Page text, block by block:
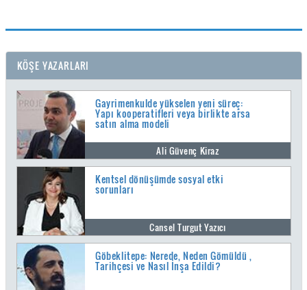
KÖŞE YAZARLARI
Gayrimenkulde yükselen yeni süreç:
Yapı kooperatifleri veya birlikte arsa
satın alma modeli
Ali Güvenç Kiraz
Kentsel dönüşümde sosyal etki
sorunları
Cansel Turgut Yazıcı
Göbeklitepe: Nerede, Neden Gömüldü ,
Tarihçesi ve Nasıl İnşa Edildi?